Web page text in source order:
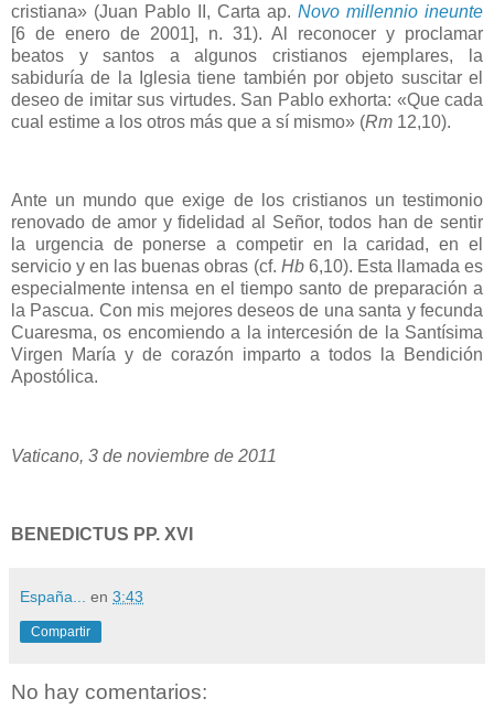
cristiana» (Juan Pablo II, Carta ap. Novo millennio ineunte
[6 de enero de 2001], n. 31). Al reconocer y proclamar
beatos y santos a algunos cristianos ejemplares, la
sabiduría de la Iglesia tiene también por objeto suscitar el
deseo de imitar sus virtudes. San Pablo exhorta: «Que cada
cual estime a los otros más que a sí mismo» (Rm 12,10).
Ante un mundo que exige de los cristianos un testimonio
renovado de amor y fidelidad al Señor, todos han de sentir
la urgencia de ponerse a competir en la caridad, en el
servicio y en las buenas obras (cf. Hb6,10). Esta llamada es
especialmente intensa en el tiempo santo de preparación a
la Pascua. Con mis mejores deseos de una santa y fecunda
Cuaresma, os encomiendo a la intercesión de la Santísima
Virgen María y de corazón imparto a todos la Bendición
Apostólica.
Vaticano, 3 de noviembre de 2011
BENEDICTUS PP. XVI
España... en 3:43
Compartir
No hay comentarios: